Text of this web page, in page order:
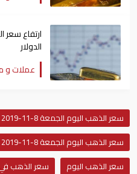
الدولار
عملات و
سعر الذهب اليوم الجمعة 8-11-2019 في السعودية
سعر الذهب اليوم الجمعة 8-11-2019
سعر الذهب اليوم
سعر الذهب